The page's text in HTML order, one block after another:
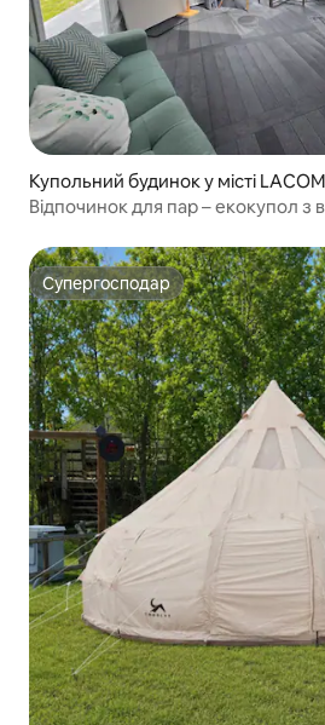
Купольний будинок у місті
Відпочинок для пар – екокупол
Супергосподар
Супергосподар